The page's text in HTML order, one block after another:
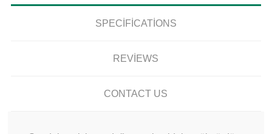
SPECIFICATIONS
REVIEWS
CONTACT US